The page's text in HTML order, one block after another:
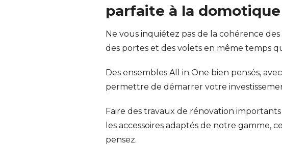
parfaite à la domotique
Ne vous inquiétez pas de la cohérence
des portes et des volets en même temps
Des ensembles All in One bien pensés,
permettre de démarrer votre
Faire des travaux de rénovation
les accessoires adaptés de notre gamme,
pensez.